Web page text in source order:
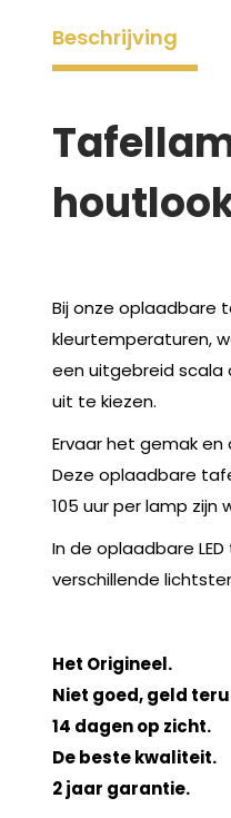
Beschrijving
Bij onze oplaadbare
kleurtemperaturen,
een uitgebreid scala
uit te kiezen.
Ervaar het gemak en
Deze oplaadbare
105 uur per lamp zijn
In de oplaadbare
verschillende
Het Origineel.
Niet goed, geld
14 dagen op zicht.
De beste kwaliteit.
2 jaar garantie.